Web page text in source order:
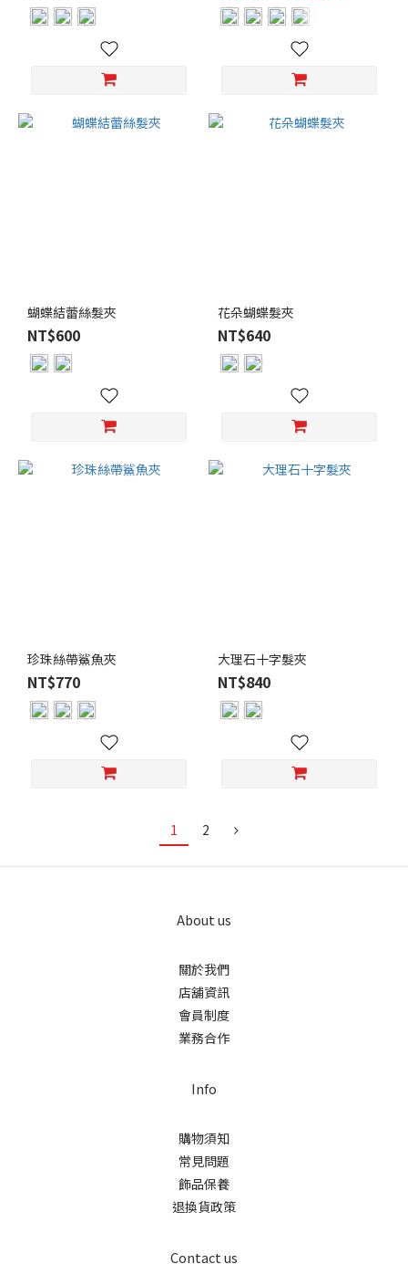
蝴蝶結蕾絲髮夾
NT$600
花朵蝴蝶髮夾
NT$640
珍珠絲帶鯊魚夾
NT$770
大理石十字髮夾
NT$840
1 2
About us
關於我們
店舖資訊
會員制度
業務合作
Info
購物須知
常見問題
飾品保養
退換貨政策
Contact us